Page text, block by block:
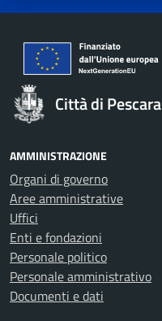
Città di Pescara
AMMINISTRAZIONE
Organi di governo
Aree amministrative
Uffici
Enti e fondazioni
Personale politico
Personale amministrativo
Documenti e dati